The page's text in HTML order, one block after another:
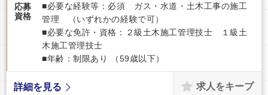
応募
資格
■必要な経験等：必須 ガス・水道・土木工事の施工
管理 （いずれかの経験で可）
■必要な免許・資格：２級土木施工管理技士 １級土
木施工管理技士
■年齢：制限あり （59歳以下）
詳細を見る 求人をキープ